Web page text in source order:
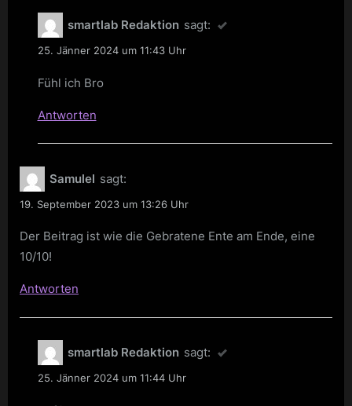
smartlab Redaktion sagt:
25. Jänner 2024 um 11:43 Uhr
Fühl ich Bro
Antworten
Samulel sagt:
19. September 2023 um 13:26 Uhr
Der Beitrag ist wie die Gebratene Ente am Ende, eine
10/10!
Antworten
smartlab Redaktion sagt:
25. Jänner 2024 um 11:44 Uhr